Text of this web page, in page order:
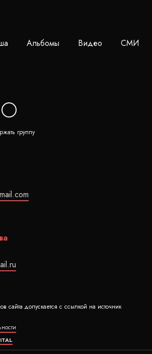
Альбомы Видео СМИ
группу
сайта допускается с ссылкой на источник